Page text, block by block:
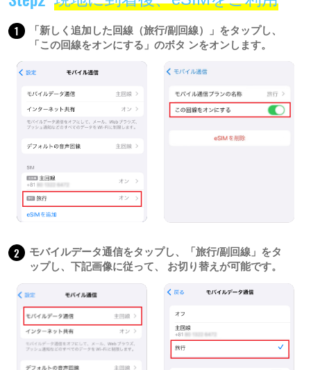
1
「新しく追加した回線（旅行/副回線）」をタップし、
「この回線をオンにする」のボタ ンをオンします。
2
モバイルデータ通信をタップし、「旅行/副回線」をタ
ップし、下記画像に従って、 お切り替えが可能です。